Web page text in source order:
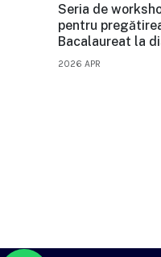
Seria de
pentru
Bacalaureat la
format online
2026 APR